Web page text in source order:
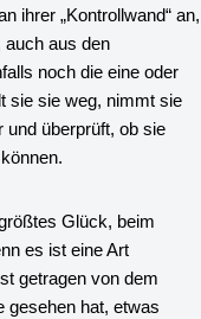
ihrer „Kontrollwand“ an,
auch aus den
noch die eine oder
sie sie weg, nimmt sie
und überprüft, ob sie
Glück, beim
es ist eine Art
getragen von dem
gesehen hat, etwas